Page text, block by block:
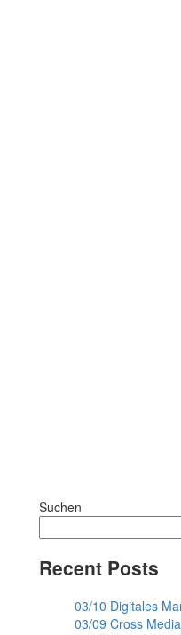
Suchen
Recent Posts
03/10 Digitales
03/09 Cross